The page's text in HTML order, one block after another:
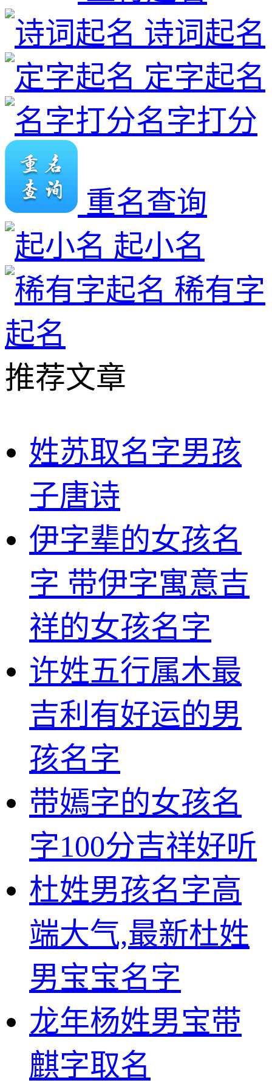
诗词起名
定字起名
名字打分
重名查询
起小名
稀有字
起名
推荐文章
姓苏取名字男孩
子唐诗
伊字辈的女孩名
字 带伊字寓意吉
祥的女孩名字
许姓五行属木最
吉利有好运的男
孩名字
带嫣字的女孩名
字100分吉祥好听
杜姓男孩名字高
端大气,最新杜姓
男宝宝名字
龙年杨姓男宝带
麒字取名